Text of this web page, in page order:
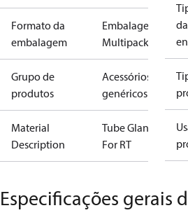
Formato da
embalagem
Embalagem
Multipack
Grupo de
produtos
Acessórios
genéricos
Material
Description
Tube Gland
For RT
Especificações gerais